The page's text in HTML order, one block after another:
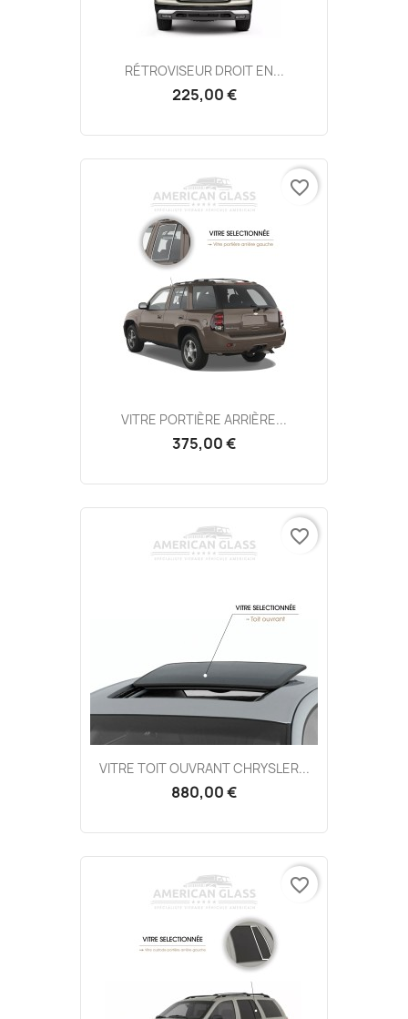
RÉTROVISEUR DROIT EN...
225,00 €
VITRE PORTIÈRE ARRIÈRE...
375,00 €
favorite_border
VITRE TOIT OUVRANT CHRYSLER...
880,00 €
favorite_border
favorite_border